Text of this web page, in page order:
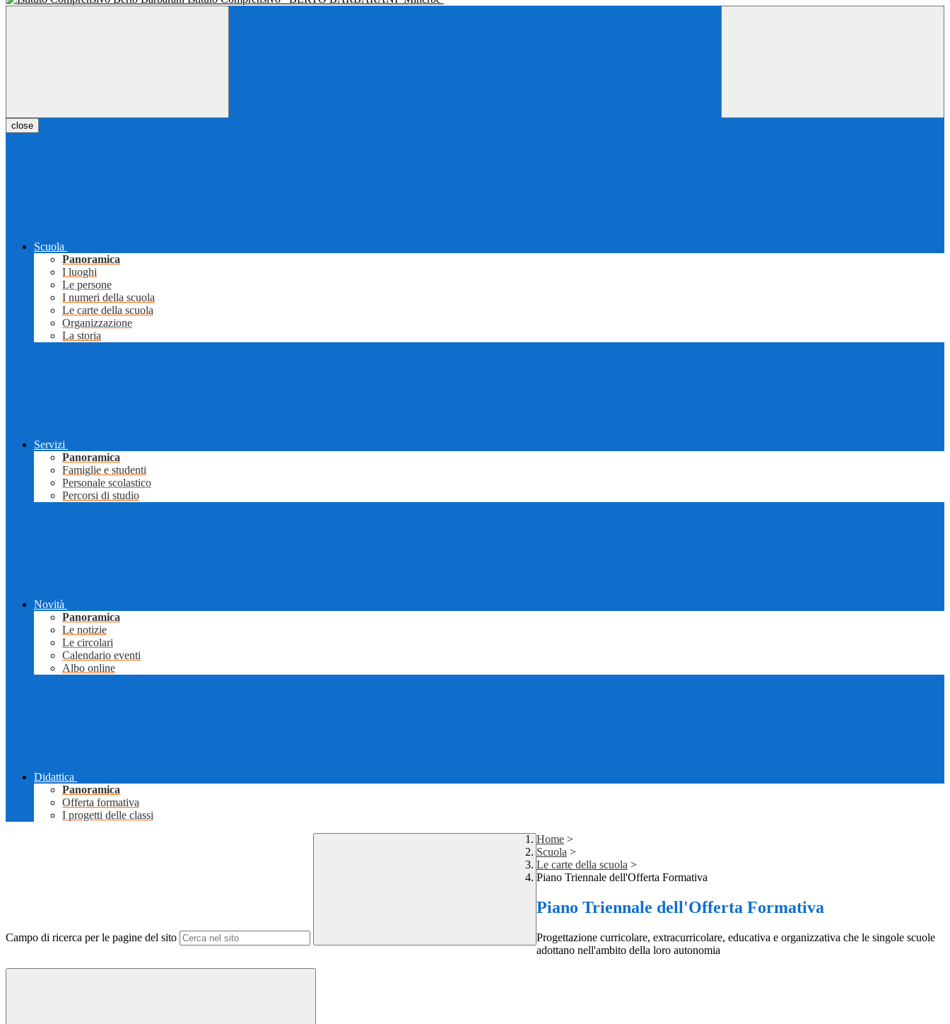
close
Scuola
Panoramica
I luoghi
Le persone
I numeri della scuola
Le carte della scuola
Organizzazione
La storia
Servizi
Panoramica
Famiglie e studenti
Personale scolastico
Percorsi di studio
Novità
Panoramica
Le notizie
Le circolari
Calendario eventi
Albo online
Didattica
Panoramica
Offerta formativa
I progetti delle classi
Campo di ricerca per le pagine del sito
Home >
Scuola >
Le carte della scuola >
Piano Triennale dell'Offerta Formativa
Piano Triennale dell'Offerta Formativa
Progettazione curricolare, extracurricolare, educativa e organizzativa che le singole scuole
adottano nell'ambito della loro autonomia